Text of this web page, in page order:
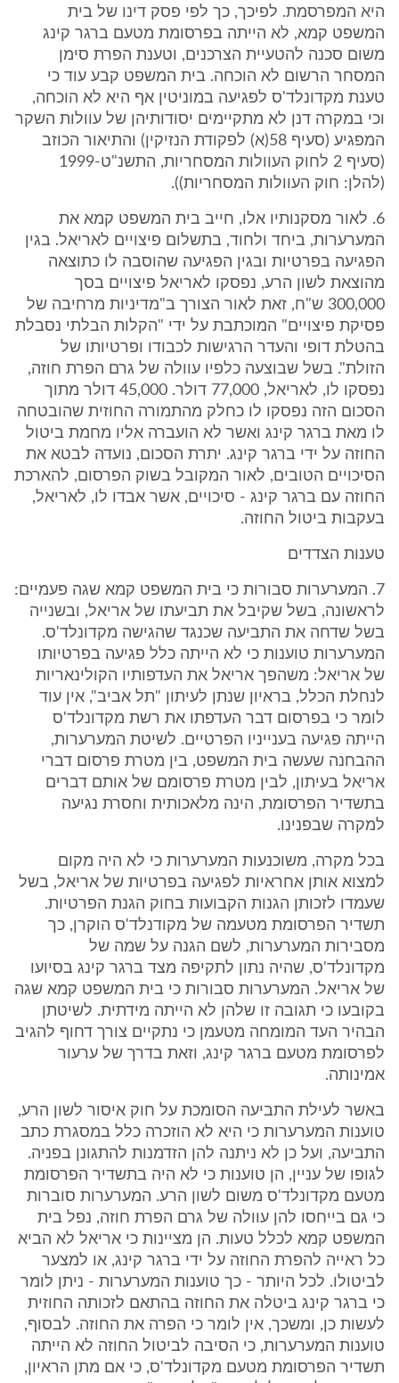
היא המפרסמת. לפיכך, כך לפי פסק דינו של בית
המשפט קמא, לא הייתה בפרסומת מטעם ברגר קינג
משום סכנה להטעיית הצרכנים, וטענת הפרת סימן
המסחר הרשום לא הוכחה. בית המשפט קבע עוד כי
טענת מקדונלד'ס לפגיעה במוניטין אף היא לא הוכחה,
וכי במקרה דנן לא מתקיימים יסודותיהן של עוולות השקר
המפגיע (סעיף 58(א) לפקודת הנזיקין) והתיאור הכוזב
(סעיף 2 לחוק העוולות המסחריות, התשנ"ט-1999
(להלן: חוק העוולות המסחריות)).
6. לאור מסקנותיו אלו, חייב בית המשפט קמא את
המערערות, ביחד ולחוד, בתשלום פיצויים לאריאל. בגין
הפגיעה בפרטיות ובגין הפגיעה שהוסבה לו כתוצאה
מהוצאת לשון הרע, נפסקו לאריאל פיצויים בסך
300,000 ש"ח, זאת לאור הצורך ב"מדיניות מרחיבה של
פסיקת פיצויים" המוכתבת על ידי "הקלות הבלתי נסבלת
בהטלת דופי והעדר הרגישות לכבודו ופרטיותו של
הזולת". בשל שבוצעה כלפיו עוולה של גרם הפרת חוזה,
נפסקו לו, לאריאל, 77,000 דולר. 45,000 דולר מתוך
הסכום הזה נפסקו לו כחלק מהתמורה החוזית שהובטחה
לו מאת ברגר קינג ואשר לא הועברה אליו מחמת ביטול
החוזה על ידי ברגר קינג. יתרת הסכום, נועדה לבטא את
הסיכויים הטובים, לאור המקובל בשוק הפרסום, להארכת
החוזה עם ברגר קינג - סיכויים, אשר אבדו לו, לאריאל,
בעקבות ביטול החוזה.
טענות הצדדים
7. המערערות סבורות כי בית המשפט קמא שגה פעמיים:
לראשונה, בשל שקיבל את תביעתו של אריאל, ובשנייה
בשל שדחה את התביעה שכנגד שהגישה מקדונלד'ס.
המערערות טוענות כי לא הייתה כלל פגיעה בפרטיותו
של אריאל: משהפך אריאל את העדפותיו הקולינאריות
לנחלת הכלל, בראיון שנתן לעיתון "תל אביב", אין עוד
לומר כי בפרסום דבר העדפתו את רשת מקדונלד'ס
הייתה פגיעה בענייניו הפרטיים. לשיטת המערערות,
ההבחנה שעשה בית המשפט, בין מטרת פרסום דברי
אריאל בעיתון, לבין מטרת פרסומם של אותם דברים
בתשדיר הפרסומת, הינה מלאכותית וחסרת נגיעה
למקרה שבפנינו.
בכל מקרה, משוכנעות המערערות כי לא היה מקום
למצוא אותן אחראיות לפגיעה בפרטיות של אריאל, בשל
שעמדו לזכותן הגנות הקבועות בחוק הגנת הפרטיות.
תשדיר הפרסומת מטעמה של מקודנלד'ס הוקרן, כך
מסבירות המערערות, לשם הגנה על שמה של
מקדונלד'ס, שהיה נתון לתקיפה מצד ברגר קינג בסיועו
של אריאל. המערערות סבורות כי בית המשפט קמא שגה
בקובעו כי תגובה זו שלהן לא הייתה מידתית. לשיטתן
הבהיר העד המומחה מטעמן כי נתקיים צורך דחוף להגיב
לפרסומת מטעם ברגר קינג, וזאת בדרך של ערעור
אמינותה.
באשר לעילת התביעה הסומכת על חוק איסור לשון הרע,
טוענות המערערות כי היא לא הוזכרה כלל במסגרת כתב
התביעה, ועל כן לא ניתנה להן הזדמנות להתגונן בפניה.
לגופו של עניין, הן טוענות כי לא היה בתשדיר הפרסומת
מטעם מקדונלד'ס משום לשון הרע. המערערות סוברות
כי גם בייחסו להן עוולה של גרם הפרת חוזה, נפל בית
המשפט קמא לכלל טעות. הן מציינות כי אריאל לא הביא
כל ראייה להפרת החוזה על ידי ברגר קינג, או למצער
לביטולו. לכל היותר - כך טוענות המערערות - ניתן לומר
כי ברגר קינג ביטלה את החוזה בהתאם לזכותה החוזית
לעשות כן, ומשכך, אין לומר כי הפרה את החוזה. לבסוף,
טוענות המערערות, כי הסיבה לביטול החוזה לא הייתה
תשדיר הפרסומת מטעם מקדונלד'ס, כי אם מתן הראיון,